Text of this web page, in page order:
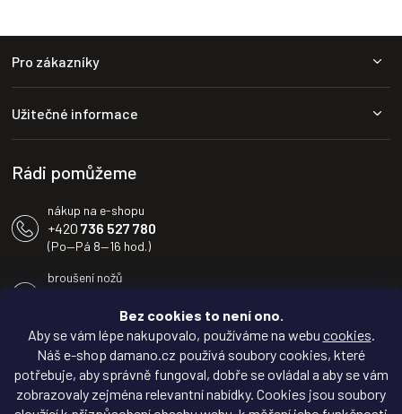
Bez cookies to není ono.
Aby se vám lépe nakupovalo, používáme na webu cookies.
Náš e-shop damano.cz používá soubory cookies, které
potřebuje, aby správně fungoval, dobře se ovládal a aby se vám
zobrazovaly zejména relevantní nabídky. Cookies jsou soubory
Pro zákazníky
Užitečné informace
Rádi pomůžeme
nákup na e-shopu
+420 736 527 780
(Po—Pá 8—16 hod.)
broušení nožů
(Po—Pá 8—16 hod.)
info@damano.cz
Sledujte novinky na
Facebooku